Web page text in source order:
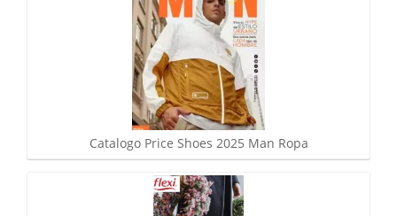
Catalogo Price Shoes 2025 Man Ropa